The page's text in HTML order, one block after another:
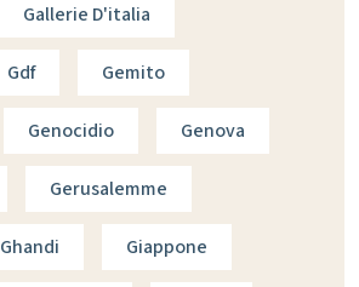
Gallerie D'italia
Gdf Gemito
Genocidio Genova
Gerusalemme
Ghandi Giappone